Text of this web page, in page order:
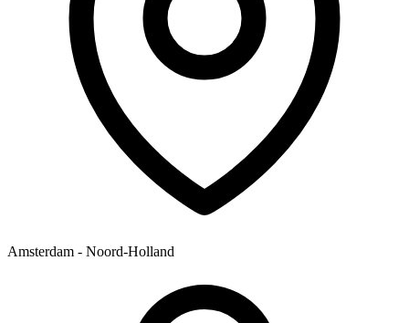
Amsterdam - Noord-Holland